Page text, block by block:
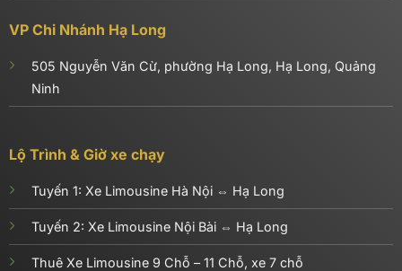
VP Chi Nhánh Hạ Long
505 Nguyễn Văn Cừ, phường Hạ Long, Hạ Long, Quảng
Ninh
Lộ Trình & Giờ xe chạy
Tuyến 1: Xe Limousine Hà Nội ⇔ Hạ Long
Tuyến 2: Xe Limousine Nội Bài ⇔ Hạ Long
Thuê Xe Limousine 9 Chỗ – 11 Chỗ, xe 7 chỗ